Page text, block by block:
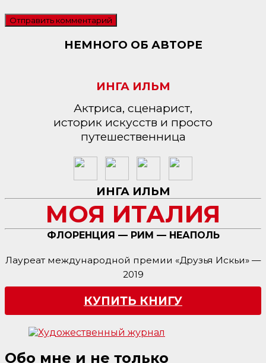
НЕМНОГО ОБ АВТОРЕ
ИНГА ИЛЬМ
Актриса, сценарист,
историк искусств и просто
путешественница
ИНГА ИЛЬМ
МОЯ ИТАЛИЯ
ФЛОРЕНЦИЯ — РИМ — НЕАПОЛЬ
Лауреат международной премии «Друзья Искьи» —
2019
КУПИТЬ КНИГУ
Обо мне и не только